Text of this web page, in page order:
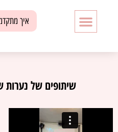
איך
שיתופים של